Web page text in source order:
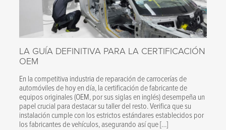
LA GUÍA DEFINITIVA PARA LA CERTIFICACIÓN
OEM
En la competitiva industria de reparación de carrocerías de
automóviles de hoy en día, la certificación de fabricante de
equipos originales (OEM, por sus siglas en inglés) desempeña un
papel crucial para destacar su taller del resto. Verifica que su
instalación cumple con los estrictos estándares establecidos por
los fabricantes de vehículos, asegurando así que […]